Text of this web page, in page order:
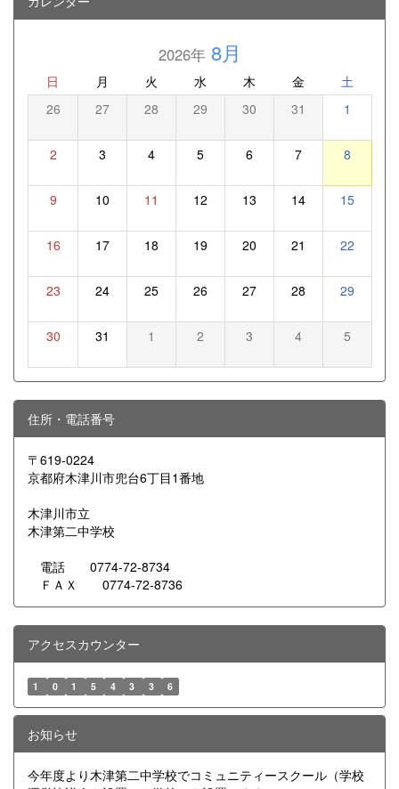
2026年8月
日 月 火 水 木 金 土
26 27 28 29 30 31 1
2 3 4 5 6 7 8
9 10 11 12 13 14 15
16 17 18 19 20 21 22
23 24 25 26 27 28 29
30 31 1 2 3 4 5
住所・電話番号
〒619-0224
京都府木津川市兜台6丁目1番地
木津川市立
木津第二中学校
電話 0774-72-8734
ＦＡＸ 0774-72-8736
アクセスカウンター
1 0 1 5 4 3 3 6
お知らせ
今年度より木津第二中学校でコミュニティースクール（学校